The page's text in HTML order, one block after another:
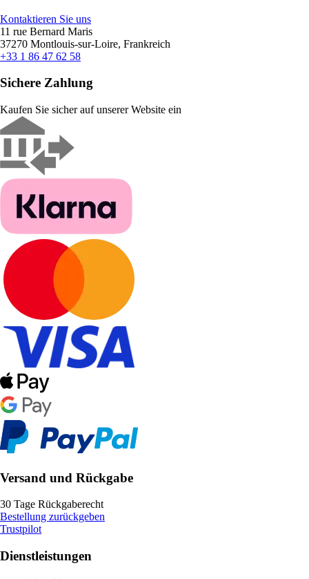
Kontaktieren Sie uns
11 rue Bernard Maris
37270 Montlouis-sur-Loire, Frankreich
+33 1 86 47 62 58
Sichere Zahlung
Kaufen Sie sicher auf unserer Website ein
Versand und Rückgabe
30 Tage Rückgaberecht
Bestellung zurückgeben
Trustpilot
Dienstleistungen